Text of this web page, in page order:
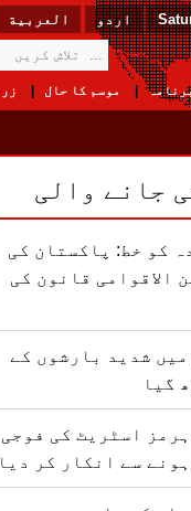
العربیة اردو
موسم کا حال
جانے والی
کو خط: پاکستان کی
الاقوامی قانون کی
شدید بارشوں کے
گیا
اسٹریٹ کی فوجی
سے انکار کر دیا